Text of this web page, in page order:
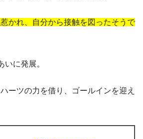
かれ、自分から接触を図ったそうで
いに発展。
ーツの力を借り、ゴールインを迎え